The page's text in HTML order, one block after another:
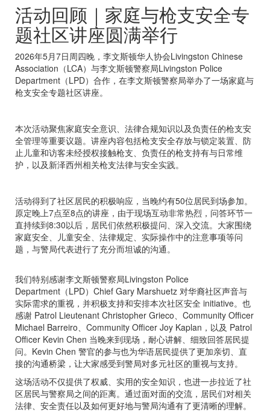
活动回顾｜家庭与枪支安全专
题社区讲座圆满举行
2026年5月7日周四晚，李文斯顿华人协会Livingston Chinese
Association（LCA）与李文斯顿警察局Livingston Police
Department（LPD）合作，在李文斯顿警察局举办了一场家庭与
枪支安全专题社区讲座。
本次活动聚焦家庭安全意识、法律合规知识以及负责任的枪支安
全管理等重要议题。讲座内容包括枪支安全存放与锁定装置、防
止儿童和访客未经授权接触枪支、负责任的枪支持有与日常维
护，以及新泽西州相关枪支法律与安全实践。
活动得到了社区居民的积极响应，当晚约有50位居民到场参加。
原定晚上7点至8点的讲座，由于现场互动非常热烈，问答环节一
直持续到8:30以后，居民们依然积极提问、深入交流。大家围绕
家庭安全、儿童安全、法律规定、实际操作中的注意事项等问
题，与警局代表进行了充分而坦诚的沟通。
我们特别感谢李文斯顿警察局Livingston Police
Department（LPD）Chief Gary Marshuetz 对华裔社区声音与
实际需求的重视，并积极支持和安排本次社区安全 initiative。也
感谢 Patrol Lieutenant Christopher Grieco、Community Officer
Michael Barreiro、Community Officer Joy Kaplan，以及 Patrol
Officer Kevin Chen 当晚来到现场，耐心讲解、细致回答居民提
问。Kevin Chen 警官的参与也为华语居民提供了更加亲切、直
接的沟通桥梁，让大家感受到警局对多元社区的重视与支持。
这场活动不仅提供了权威、实用的安全知识，也进一步拉近了社
区居民与警察局之间的距离。通过面对面的交流，居民们对相关
法律、安全责任以及如何更好地与警局沟通有了更清晰的理解。